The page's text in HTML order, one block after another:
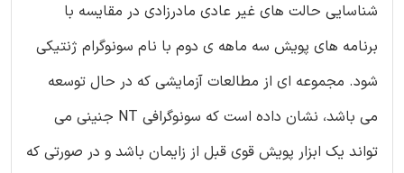
شناسایی حالت های غیر عادی مادرزادی در مقایسه با
برنامه های پویش سه ماهه ی دوم با نام سونوگرام ژنتیکی
شود. مجموعه ای از مطالعات آزمایشی که در حال توسعه
می باشد، نشان داده است که سونوگرافی NT جنینی می
تواند یک ابزار پویش قوی قبل از زایمان باشد و در صورتی که